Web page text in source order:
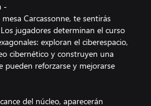
-
Carcassonne, te sentirás
jugadores determinan el curso
exploran el ciberespacio,
cibernético y construyen una
pueden reforzarse y mejorarse
del núcleo, aparecerán